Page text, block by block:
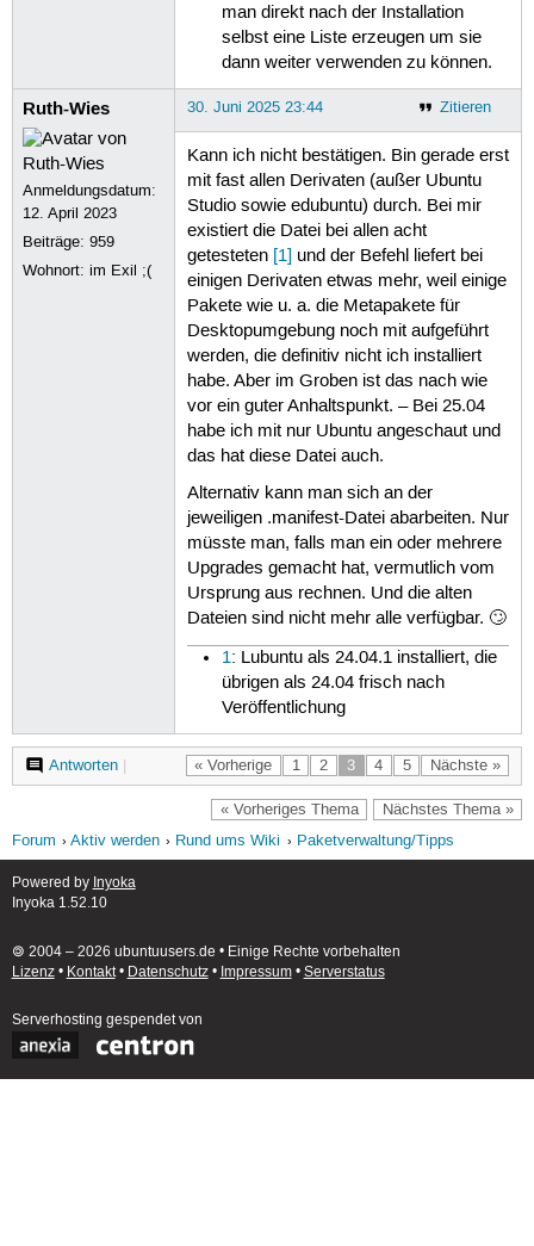
man direkt nach der Installation
selbst eine Liste erzeugen um sie
dann weiter verwenden zu können.
Ruth-Wies
Anmeldungsdatum:
12. April 2023
Beiträge:959
Wohnort: im Exil ;(
Zitieren
30. Juni 2025 23:44
Kann ich nicht bestätigen. Bin gerade erst
mit fast allen Derivaten (außer Ubuntu
Studio sowie edubuntu) durch. Bei mir
existiert die Datei bei allen acht
getesteten [1] und der Befehl liefert bei
einigen Derivaten etwas mehr, weil einige
Pakete wie u. a. die Metapakete für
Desktopumgebung noch mit aufgeführt
werden, die definitiv nicht ich installiert
habe. Aber im Groben ist das nach wie
vor ein guter Anhaltspunkt. – Bei 25.04
habe ich mit nur Ubuntu angeschaut und
das hat diese Datei auch.
Alternativ kann man sich an der
jeweiligen .manifest-Datei abarbeiten. Nur
müsste man, falls man ein oder mehrere
Upgrades gemacht hat, vermutlich vom
Ursprung aus rechnen. Und die alten
Dateien sind nicht mehr alle verfügbar. 🙄
1: Lubuntu als 24.04.1 installiert, die
übrigen als 24.04 frisch nach
Veröffentlichung
« Vorherige 1 2 3 4 5 Nächste »
Antworten|
« Vorheriges Thema Nächstes Thema »
Forum Aktiv werden Rund ums Wiki Paketverwaltung/Tipps
Powered by Inyoka
Inyoka 1.52.10
🄯 2004 – 2026 ubuntuusers.de • Einige Rechte vorbehalten
Lizenz• Kontakt• Datenschutz• Impressum• Serverstatus
Serverhosting gespendet von